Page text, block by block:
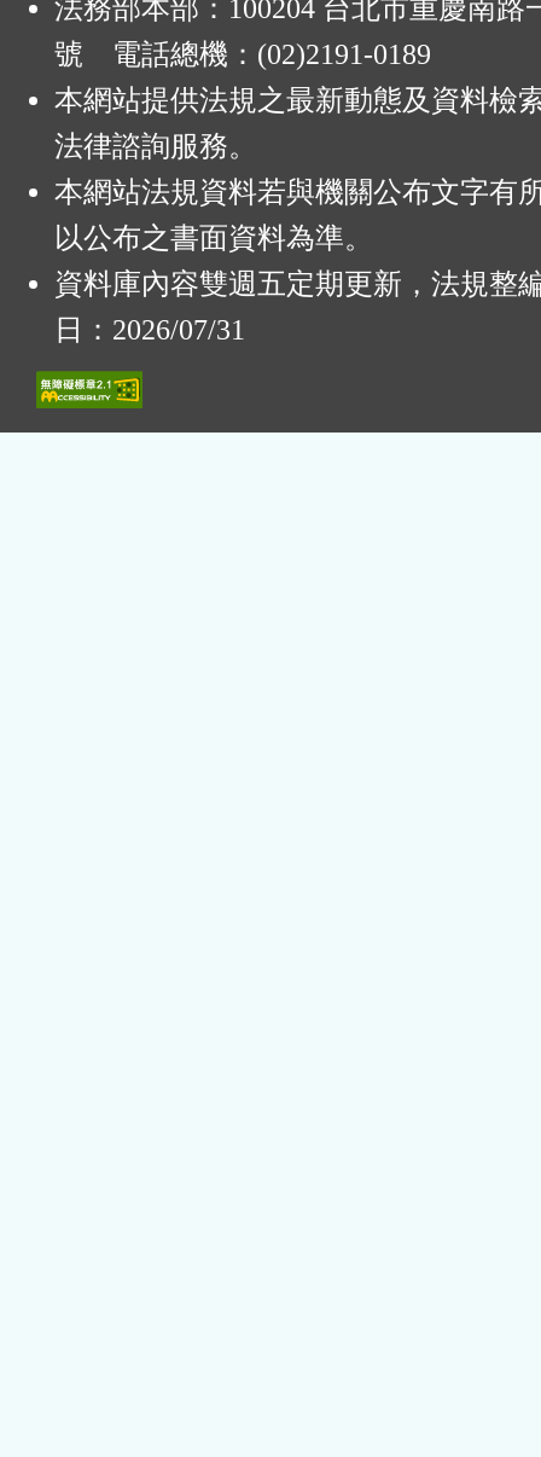
法務部本部：100204 台北市重慶南路
號 電話總機：(02)2191-0189
本網站提供法規之最新動態及資料檢
法律諮詢服務。
本網站法規資料若與機關公布文字有
以公布之書面資料為準。
資料庫內容雙週五定期更新，法規整
日：2026/07/31